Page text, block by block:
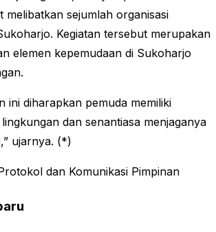
melibatkan sejumlah organisasi
Kegiatan tersebut merupakan
elemen kepemudaan di Sukoharjo
ini diharapkan pemuda memiliki
dan senantiasa menjaganya
ujarnya. (*)
dan Komunikasi Pimpinan